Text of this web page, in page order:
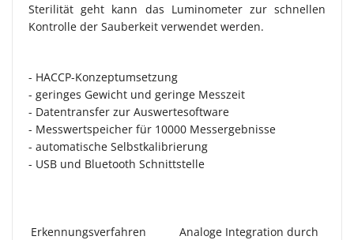
Sterilität geht kann das Luminometer zur schnellen
Kontrolle der Sauberkeit verwendet werden.
- HACCP-Konzeptumsetzung
- geringes Gewicht und geringe Messzeit
- Datentransfer zur Auswertesoftware
- Messwertspeicher für 10000 Messergebnisse
- automatische Selbstkalibrierung
- USB und Bluetooth Schnittstelle
Erkennungsverfahren
Analoge Integration durch